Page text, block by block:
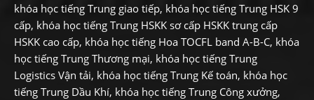
khóa học tiếng Trung giao tiếp, khóa học tiếng Trung HSK 9
cấp, khóa học tiếng Trung HSKK sơ cấp HSKK trung cấp
HSKK cao cấp, khóa học tiếng Hoa TOCFL band A-B-C, khóa
học tiếng Trung Thương mại, khóa học tiếng Trung
Logistics Vận tải, khóa học tiếng Trung Kế toán, khóa học
tiếng Trung Dầu Khí, khóa học tiếng Trung Công xưởng,